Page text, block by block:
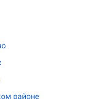
районе